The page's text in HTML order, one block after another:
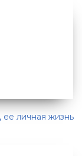
личная жизнь